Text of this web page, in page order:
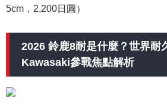
5cm，2,200日圓）
2026 鈴鹿8耐是什麼？世界耐
Kawasaki參戰焦點解析